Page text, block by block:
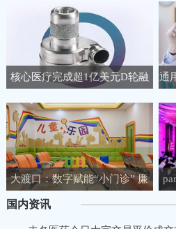
核心医疗完成超1亿美元D轮融
资，聚焦人工心脏领域
通
大渡口：数字赋能“小门诊” 廉
洁守护“大健康”
国内资讯